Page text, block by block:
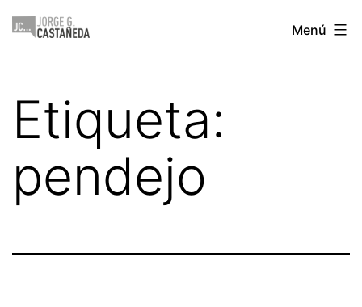
Saltar
Jorge
Menú
Etiqueta:
pendejo